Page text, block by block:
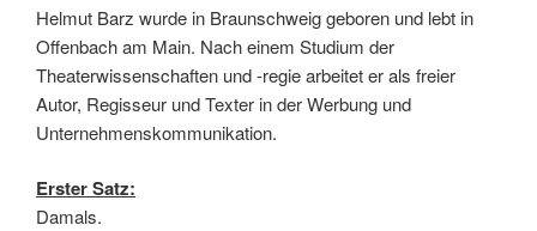
Helmut Barz wurde in Braunschweig geboren und lebt in
Offenbach am Main. Nach einem Studium der
Theaterwissenschaften und -regie arbeitet er als freier
Autor, Regisseur und Texter in der Werbung und
Unternehmenskommunikation.
Erster Satz:
Damals.